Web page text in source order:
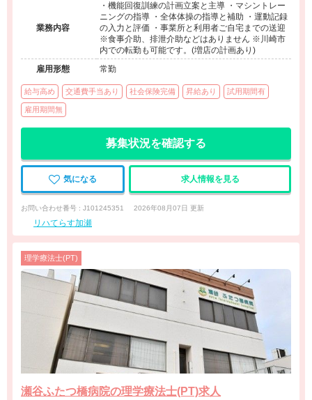
業務内容
・機能回復訓練の計画立案と主導 ・マシントレー
ニングの指導 ・全体体操の指導と補助 ・運動記録
の入力と評価 ・事業所と利用者ご自宅までの送迎
※食事介助、排泄介助などはありません ※川崎市
内での転勤も可能です。(増店の計画あり)
雇用形態
常勤
給与高め 交通費手当あり 社会保険完備 昇給あり 試用期間有
雇用期間無
募集状況を確認する
気になる 求人情報を見る
お問い合わせ番号 : J101245351 2026年08月07日 更新
リハてらす加瀬
理学療法士(PT)
瀬谷ふたつ橋病院の理学療法士(PT)求人